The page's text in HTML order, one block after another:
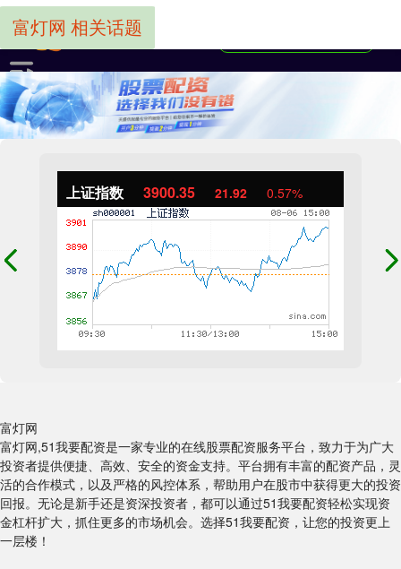
上证指数 3900.35 21.92 0.57%
富灯网
富灯网,51我要配资是一家专业的在线股票配资服务平台，致力于为广大
投资者提供便捷、高效、安全的资金支持。平台拥有丰富的配资产品，灵
活的合作模式，以及严格的风控体系，帮助用户在股市中获得更大的投资
回报。无论是新手还是资深投资者，都可以通过51我要配资轻松实现资
金杠杆扩大，抓住更多的市场机会。选择51我要配资，让您的投资更上
一层楼！
富灯网 相关话题